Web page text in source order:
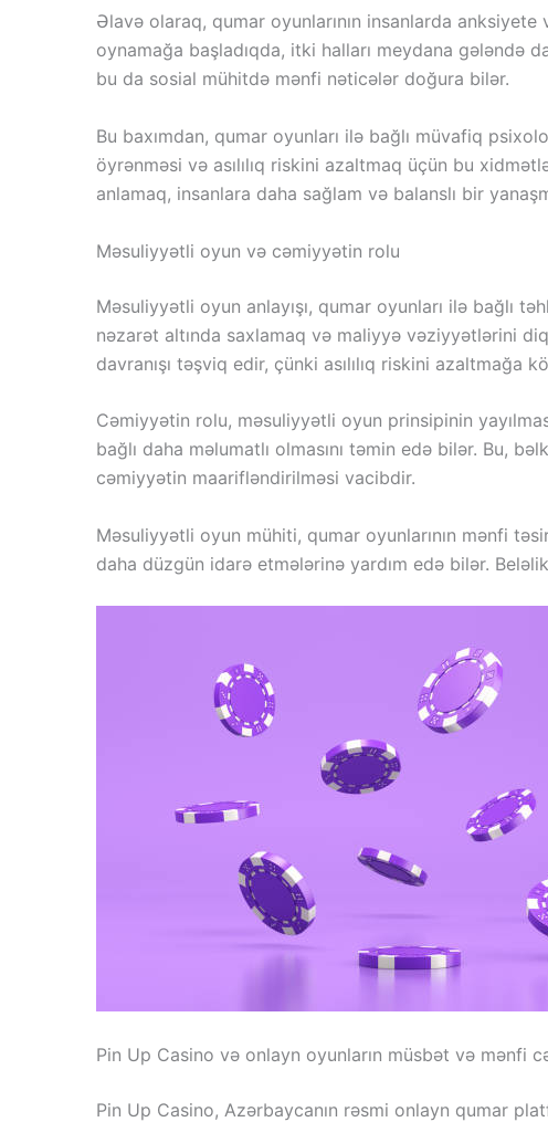
Əlavə olaraq, qumar oyunlarının insanlarda
oynamağa başladıqda, itki halları meydana gələndə
bu da sosial mühitdə mənfi nəticələr doğura bilər.
Bu baxımdan, qumar oyunları ilə bağlı müvafiq
öyrənməsi və asılılıq riskini azaltmaq üçün bu
anlamaq, insanlara daha sağlam və balanslı bir
Məsuliyyətli oyun və cəmiyyətin rolu
Məsuliyyətli oyun anlayışı, qumar oyunları ilə bağlı
nəzarət altında saxlamaq və maliyyə vəziyyətlərini
davranışı təşviq edir, çünki asılılıq riskini azaltmağa
Cəmiyyətin rolu, məsuliyyətli oyun prinsipinin
bağlı daha məlumatlı olmasını təmin edə bilər. Bu,
cəmiyyətin maarifləndirilməsi vacibdir.
Məsuliyyətli oyun mühiti, qumar oyunlarının mənfi
daha düzgün idarə etmələrinə yardım edə bilər.
Pin Up Casino və onlayn oyunların müsbət və mənfi
Pin Up Casino, Azərbaycanın rəsmi onlayn qumar